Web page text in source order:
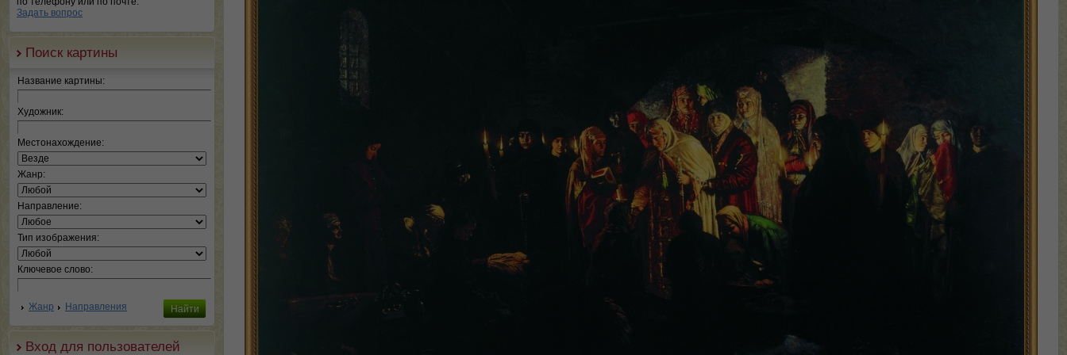
Задать вопрос
Поиск картины
Название картины:
Художник:
Местонахождение:
Жанр:
Направление:
Тип изображения:
Ключевое слово:
Жанр Направления
Вход для пользователей